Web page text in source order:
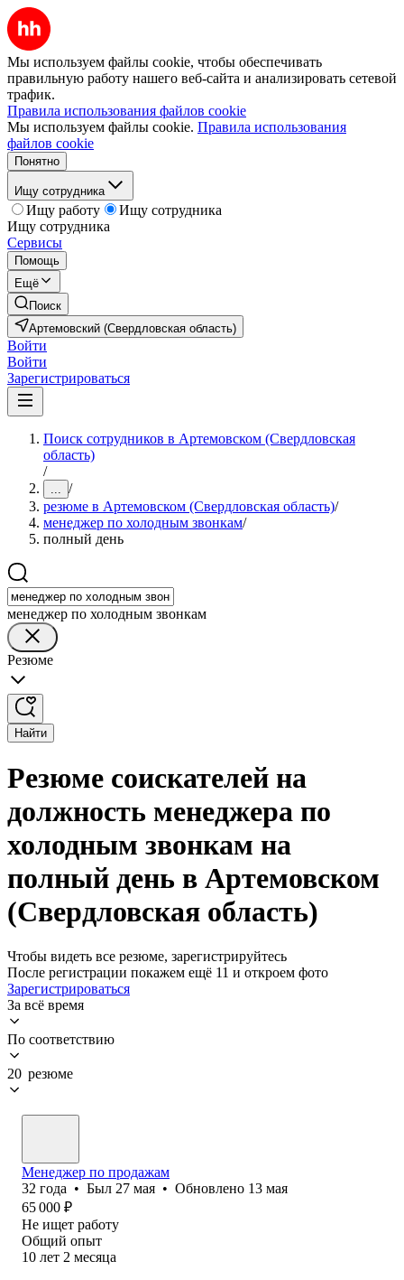
Мы используем файлы cookie, чтобы обеспечивать
правильную работу нашего веб-сайта и анализировать сетевой
трафик.
Правила использования файлов cookie
Мы используем файлы cookie. Правила использования
файлов cookie
Понятно
Ищу сотрудника
Ищу работу
Ищу сотрудника
Ищу сотрудника
Сервисы
Помощь
Ещё
Поиск
Артемовский (Свердловская область)
Войти
Войти
Зарегистрироваться
Поиск сотрудников в Артемовском (Свердловская
область)
/
... /
резюме в Артемовском (Свердловская область)/
менеджер по холодным звонкам/
полный день
менеджер по холодным звонкам
Резюме
Найти
Резюме соискателей на
должность менеджера по
холодным звонкам на
полный день в Артемовском
(Свердловская область)
Чтобы видеть все резюме, зарегистрируйтесь
После регистрации покажем ещё 11 и откроем фото
Зарегистрироваться
За всё время
По соответствию
20 резюме
Менеджер по продажам
32 года • Был 27 мая • Обновлено 13 мая
65 000 ₽
Не ищет работу
Общий опыт
10 лет 2 месяца